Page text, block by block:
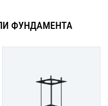
ФУНДАМЕНТА